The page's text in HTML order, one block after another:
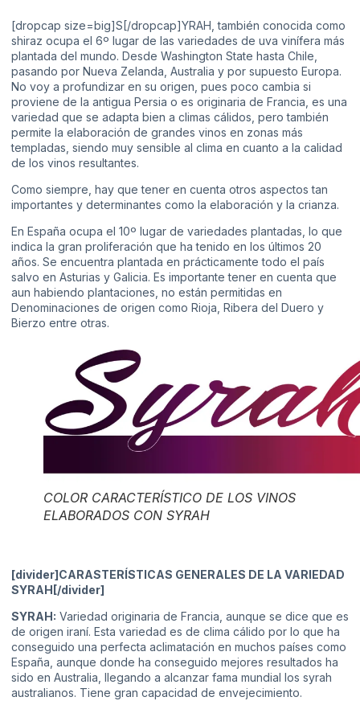
[dropcap size=big]S[/dropcap]YRAH, también conocida como
shiraz ocupa el 6º lugar de las variedades de uva vinífera más
plantada del mundo. Desde Washington State hasta Chile,
pasando por Nueva Zelanda, Australia y por supuesto Europa.
No voy a profundizar en su origen, pues poco cambia si
proviene de la antigua Persia o es originaria de Francia, es una
variedad que se adapta bien a climas cálidos, pero también
permite la elaboración de grandes vinos en zonas más
templadas, siendo muy sensible al clima en cuanto a la calidad
de los vinos resultantes.
Como siempre, hay que tener en cuenta otros aspectos tan
importantes y determinantes como la elaboración y la crianza.
En España ocupa el 10º lugar de variedades plantadas, lo que
indica la gran proliferación que ha tenido en los últimos 20
años. Se encuentra plantada en prácticamente todo el país
salvo en Asturias y Galicia. Es importante tener en cuenta que
aun habiendo plantaciones, no están permitidas en
Denominaciones de origen como Rioja, Ribera del Duero y
Bierzo entre otras.
COLOR CARACTERÍSTICO DE LOS VINOS
ELABORADOS CON SYRAH
[divider]CARASTERÍSTICAS GENERALES DE LA VARIEDAD
SYRAH[/divider]
SYRAH: Variedad originaria de Francia, aunque se dice que es
de origen iraní. Esta variedad es de clima cálido por lo que ha
conseguido una perfecta aclimatación en muchos países como
España, aunque donde ha conseguido mejores resultados ha
sido en Australia, llegando a alcanzar fama mundial los syrah
australianos. Tiene gran capacidad de envejecimiento.